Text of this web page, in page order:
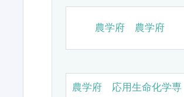
農学府 農学府
農学府 応用生命化学専